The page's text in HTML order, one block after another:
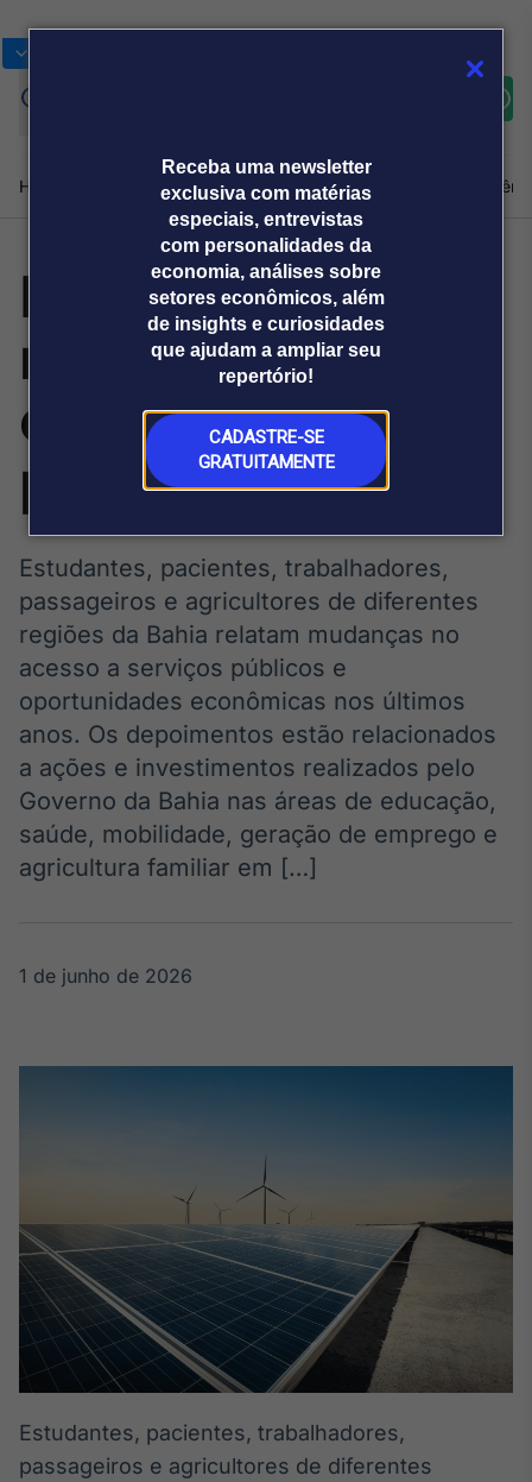
Receba uma newsletter
exclusiva com matérias
especiais, entrevistas
com personalidades da
economia, análises sobre
setores econômicos, além
de insights e curiosidades
que ajudam a ampliar seu
repertório!
CADASTRE-SE
GRATUITAMENTE
Home Produtos e soluçõesNotíciasBlogWeekend
Plataformas
Broadcast
Broadcast+
O mercado
financeiro em
tempo real
Broadcast
Agro
Tudo sobre o
agronegócio
Broadcast
Político
Os bastidores da
política em
tempo real
Broadcast
personalizados
Soluções de Dados
Broadcast
OTC
Plataforma para
negociação de
ativos
Broadcast
Datafeed
Sobre nós Releases Broadcast
Prêmio Broadcast
Analistas
Prêmio Broadcast
Empresas
Agências de
comunicação
Releases
Moradores
relatam avanços
em serviços
públicos na Bahia
Estudantes, pacientes, trabalhadores,
passageiros e agricultores de diferentes
regiões da Bahia relatam mudanças no
acesso a serviços públicos e
oportunidades econômicas nos últimos
anos. Os depoimentos estão relacionados
a ações e investimentos realizados pelo
Governo da Bahia nas áreas de educação,
saúde, mobilidade, geração de emprego e
agricultura familiar em […]
1 de junho de 2026
Estudantes, pacientes, trabalhadores,
passageiros e agricultores de diferentes